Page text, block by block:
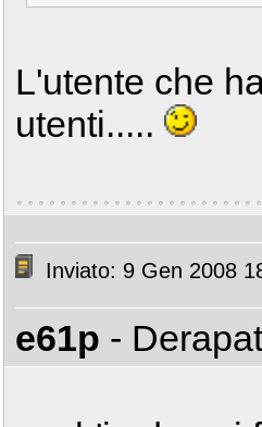
L'utente che
utenti.....
Inviato: 9 Gen 2008
e61p -